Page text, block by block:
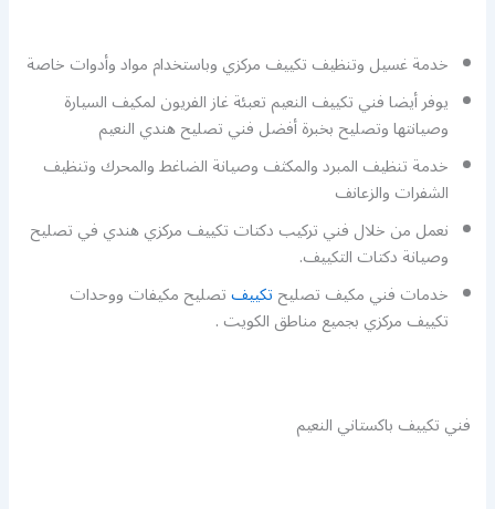
خدمة غسيل وتنظيف تكييف مركزي وباستخدام مواد وأدوات خاصة
يوفر أيضا فني تكييف النعيم تعبئة غاز الفريون لمكيف السيارة
وصيانتها وتصليح بخبرة أفضل فني تصليح هندي النعيم
خدمة تنظيف المبرد والمكثف وصيانة الضاغط والمحرك وتنظيف
الشفرات والزعانف
نعمل من خلال فني تركيب دكتات تكييف مركزي هندي في تصليح
وصيانة دكتات التكييف.
خدمات فني مكيف تصليحتكييفتصليح مكيفات ووحدات
تكييف مركزي بجميع مناطق الكويت .
فني تكييف باكستاني النعيم